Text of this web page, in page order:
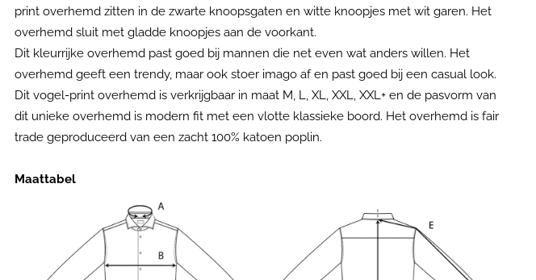
print overhemd zitten in de zwarte knoopsgaten en witte knoopjes met wit garen. Het
overhemd sluit met gladde knoopjes aan de voorkant.
Dit kleurrijke overhemd past goed bij mannen die net even wat anders willen. Het
overhemd geeft een trendy, maar ook stoer imago af en past goed bij een casual look.
Dit vogel-print overhemd is verkrijgbaar in maat M, L, XL, XXL, XXL+ en de pasvorm van
dit unieke overhemd is modern fit met een vlotte klassieke boord. Het overhemd is fair
trade geproduceerd van een zacht 100% katoen poplin.
Maattabel